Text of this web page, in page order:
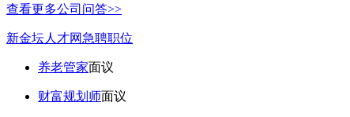
查看更多公司问答>>
新金坛人才网急聘职位
养老管家面议
财富规划师面议